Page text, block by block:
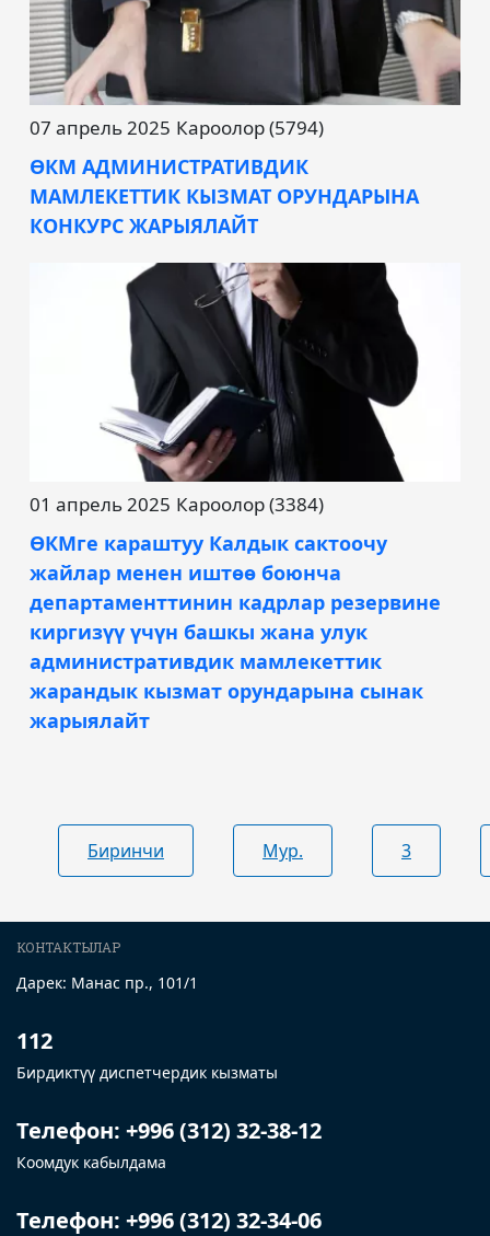
07 апрель 2025 Кароолор (5794)
ӨКМ АДМИНИСТРАТИВДИК
МАМЛЕКЕТТИК КЫЗМАТ ОРУНДАРЫНА
КОНКУРС ЖАРЫЯЛАЙТ
01 апрель 2025 Кароолор (3384)
ӨКМге караштуу Калдык сактоочу
жайлар менен иштөө боюнча
департаменттинин кадрлар резервине
киргизүү үчүн башкы жана улук
административдик мамлекеттик
жарандык кызмат орундарына сынак
жарыялайт
Биринчи Мур. 3
КОНТАКТЫЛАР
Дарек: Манас пр., 101/1
112
Бирдиктүү диспетчердик кызматы
Телефон: +996 (312) 32-38-12
Коомдук кабылдама
Телефон: +996 (312) 32-34-06